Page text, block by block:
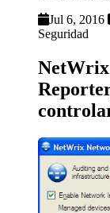
Jul 6, 2016
Seguridad